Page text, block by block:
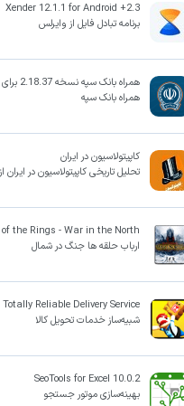
Xender 12.1.1 for Android +2.3
برنامه تبادل فایل از وایرلس
همراه بانک سپه نسخه 2.18.37 برای اندروید
همراه بانک سپه
کاپیتولاسیون در ایران
تحلیل تاریخی کاپیتولاسیون در ایران
of the Rings - War in the North
ارباب حلقه ها جنگ در شمال
Totally Reliable Delivery Service
شبیه‌ساز خدمات تحویل کالا
SeoTools for Excel 10.0.2
بهینه‌سازی موتور جستجو